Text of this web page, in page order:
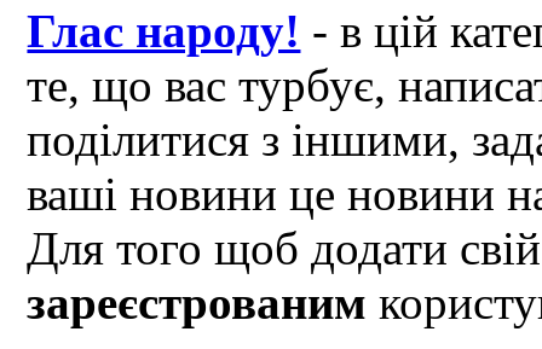
Глас народу! - в цій
те, що вас турбує,
поділитися з іншими,
ваші новини це новини
Для того щоб додати
зареєстрованим